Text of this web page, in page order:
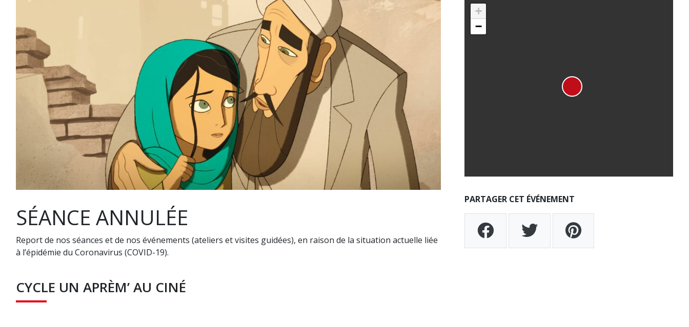
SÉANCE ANNULÉE
Report de nos séances et de nos événements (ateliers et visites guidées), en raison de la situation actuelle liée
à l’épidémie du Coronavirus (COVID-19).
CYCLE UN APRÈM’ AU CINÉ
+
−
PARTAGER CET ÉVÉNEMENT